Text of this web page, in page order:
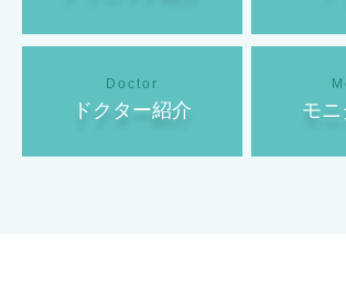
ドクター紹介 モ